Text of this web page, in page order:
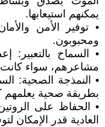
يمكنهم استيعابها.
• توفير الأمن
ومحبوبون.
• السماح بالتعبير:
مشاعرهم، سواء كانت
• النمذجة الصحية:
بطريقة صحية يعلمهم
• الحفاظ على
العادية قدر الإمكان